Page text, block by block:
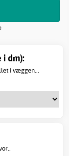
i dm):
i væggen...